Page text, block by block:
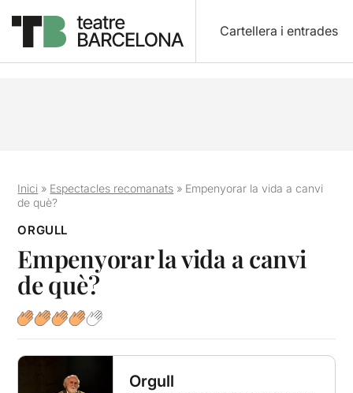
Cartellera i entrades
Inici » Espectacles recomanats » Empenyorar la vida a canvi
de què?
ORGULL
Empenyorar la vida a canvi
de què?
Orgull